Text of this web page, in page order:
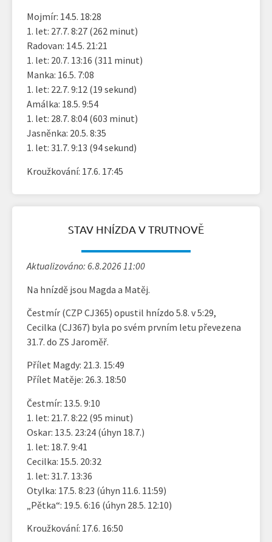
Mojmír: 14.5. 18:28
1. let: 27.7. 8:27 (262 minut)
Radovan: 14.5. 21:21
1. let: 20.7. 13:16 (311 minut)
Manka: 16.5. 7:08
1. let: 22.7. 9:12 (19 sekund)
Amálka: 18.5. 9:54
1. let: 28.7. 8:04 (603 minut)
Jasněnka: 20.5. 8:35
1. let: 31.7. 9:13 (94 sekund)
Kroužkování: 17.6. 17:45
STAV HNÍZDA V TRUTNOVĚ
Aktualizováno: 6.8.2026 11:00
Na hnízdě jsou Magda a Matěj.
Čestmír (CZP CJ365) opustil hnízdo 5.8. v 5:29,
Cecilka (CJ367) byla po svém prvním letu převezena
31.7. do ZS Jaroměř.
Přílet Magdy: 21.3. 15:49
Přílet Matěje: 26.3. 18:50
Čestmír: 13.5. 9:10
1. let: 21.7. 8:22 (95 minut)
Oskar: 13.5. 23:24 (úhyn 18.7.)
1. let: 18.7. 9:41
Cecilka: 15.5. 20:32
1. let: 31.7. 13:36
Otylka: 17.5. 8:23 (úhyn 11.6. 11:59)
„Pětka“: 19.5. 6:16 (úhyn 28.5. 12:10)
Kroužkování: 17.6. 16:50